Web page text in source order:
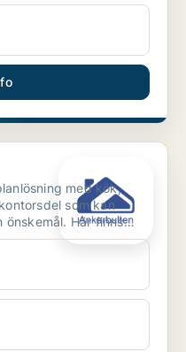
med kök,
som kan
önskemål. Här finns